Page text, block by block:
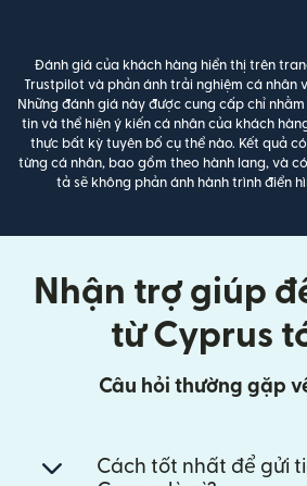
Đánh giá của khách hàng hiển thị trên
Trustpilot và phản ánh trải nghiệm cá nhân
Những đánh giá này được cung cấp chỉ
tin và thể hiện ý kiến cá nhân của khách
thực bất kỳ tuyên bố cụ thể nào. Kết quả
từng cá nhân, bao gồm theo hành lang, và
tả sẽ không phản ánh hành trình điển
Nhận trợ giúp
từ Cyprus
Câu hỏi thường gặp
Cách tốt nhất để gửi